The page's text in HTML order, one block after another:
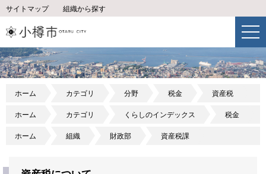
サイトマップ 組織から探す
ホーム カテゴリ 分野 税金 資産税
ホーム カテゴリ くらしのインデックス 税金
ホーム 組織 財政部 資産税課